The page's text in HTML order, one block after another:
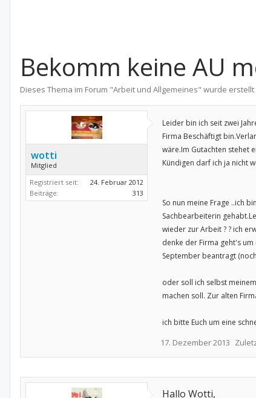
Bekomm keine AU
Dieses Thema im Forum "Arbeit und Allgemeines" wurde erstellt
wotti
Mitglied
Registriert seit:
24. Februar 2012
Beiträge:
313
Leider bin ich seit zwei
Firma Beschäftigt
wäre.Im Gutachten stehet
Kündigen darf ich ja nicht
So nun meine Frage ..ich
Sachbearbeiterin
wieder zur Arbeit ? ? ich
denke der Firma geht's
September beantragt
oder soll ich selbst
machen soll. Zur alten
ich bitte Euch um eine
17. Dezember 2013
Hallo Wotti,